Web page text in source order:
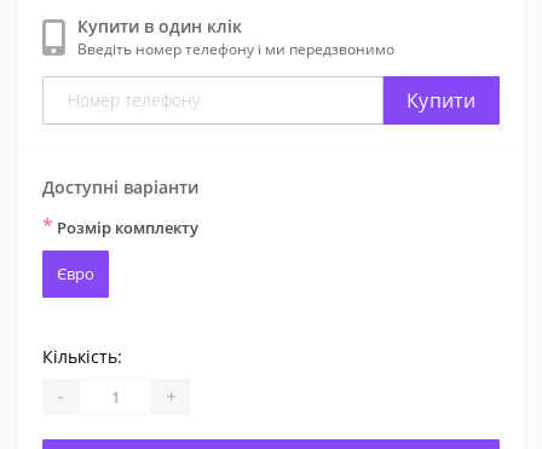
Купити в один клік
Введіть номер телефону і ми передзвонимо
Купити
Доступні варіанти
* Розмір комплекту
Євро
Кількість:
- +